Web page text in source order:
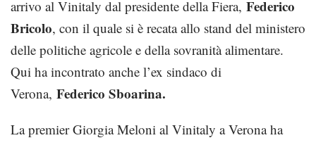
arrivo al Vinitaly dal presidente della Fiera, Federico
Bricolo, con il quale si è recata allo stand del ministero
delle politiche agricole e della sovranità alimentare.
Qui ha incontrato anche l’ex sindaco di
Verona, Federico Sboarina.
La premier Giorgia Meloni al Vinitaly a Verona ha